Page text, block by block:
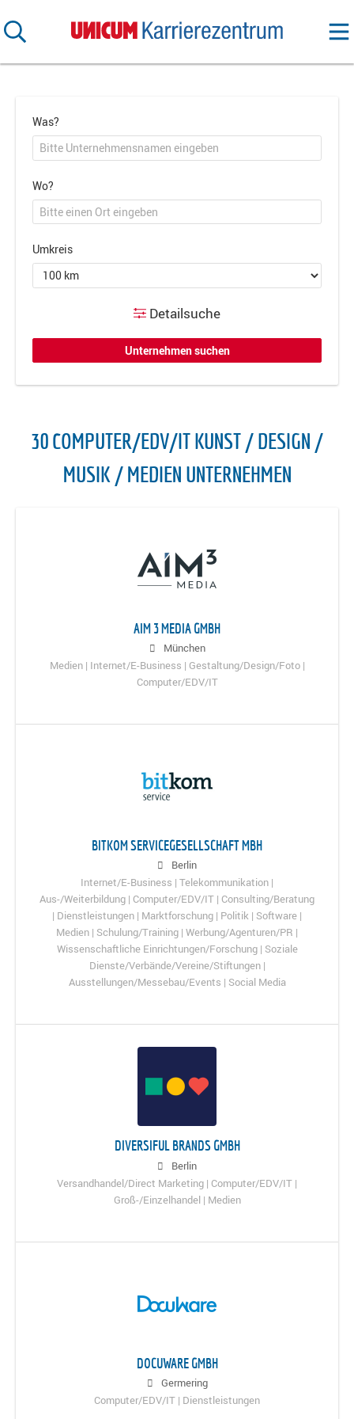
Was?
Wo?
Umkreis
Detailsuche
30 COMPUTER/EDV/IT KUNST / DESIGN /
MUSIK / MEDIEN UNTERNEHMEN
AIM 3 MEDIA GMBH
München
Medien | Internet/E-Business | Gestaltung/Design/Foto |
Computer/EDV/IT
BITKOM SERVICEGESELLSCHAFT MBH
Berlin
Internet/E-Business | Telekommunikation |
Aus-/Weiterbildung | Computer/EDV/IT | Consulting/Beratung
| Dienstleistungen | Marktforschung | Politik | Software |
Medien | Schulung/Training | Werbung/Agenturen/PR |
Wissenschaftliche Einrichtungen/Forschung | Soziale
Dienste/Verbände/Vereine/Stiftungen |
Ausstellungen/Messebau/Events | Social Media
DIVERSIFUL BRANDS GMBH
Berlin
Versandhandel/Direct Marketing | Computer/EDV/IT |
Groß-/Einzelhandel | Medien
DOCUWARE GMBH
Germering
Computer/EDV/IT | Dienstleistungen